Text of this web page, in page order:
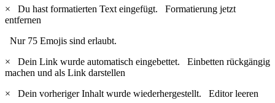
×
Du hast formatierten Text eingefügt. Formatierung jetzt
entfernen
Nur 75 Emojis sind erlaubt.
×
Dein Link wurde automatisch eingebettet. Einbetten rückgängig
machen und als Link darstellen
×
Dein vorheriger Inhalt wurde wiederhergestellt. Editor leeren